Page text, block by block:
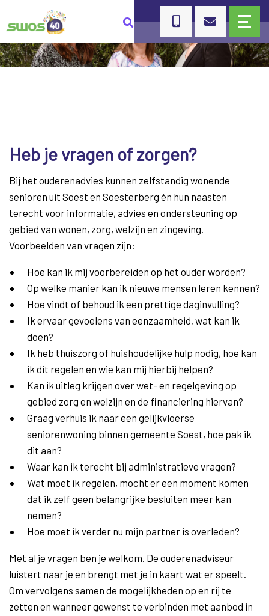
Heb je vragen of zorgen?
Bij het ouderenadvies kunnen zelfstandig wonende
senioren uit Soest en Soesterberg én hun naasten
terecht voor informatie, advies en ondersteuning op
gebied van wonen, zorg, welzijn en zingeving.
Voorbeelden van vragen zijn:
Hoe kan ik mij voorbereiden op het ouder worden?
Op welke manier kan ik nieuwe mensen leren kennen?
Hoe vindt of behoud ik een prettige daginvulling?
Ik ervaar gevoelens van eenzaamheid, wat kan ik
doen?
Ik heb thuiszorg of huishoudelijke hulp nodig, hoe kan
ik dit regelen en wie kan mij hierbij helpen?
Kan ik uitleg krijgen over wet- en regelgeving op
gebied zorg en welzijn en de financiering hiervan?
Graag verhuis ik naar een gelijkvloerse
seniorenwoning binnen gemeente Soest, hoe pak ik
dit aan?
Waar kan ik terecht bij administratieve vragen?
Wat moet ik regelen, mocht er een moment komen
dat ik zelf geen belangrijke besluiten meer kan
nemen?
Hoe moet ik verder nu mijn partner is overleden?
Met al je vragen ben je welkom. De ouderenadviseur
luistert naar je en brengt met je in kaart wat er speelt.
Om vervolgens samen de mogelijkheden op en rij te
zetten en wanneer gewenst te verbinden met aanbod in